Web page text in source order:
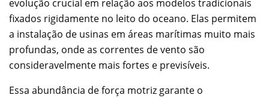
evolução crucial em relação aos modelos tradicionais
fixados rigidamente no leito do oceano. Elas permitem
a instalação de usinas em áreas marítimas muito mais
profundas, onde as correntes de vento são
consideravelmente mais fortes e previsíveis.
Essa abundância de força motriz garante o